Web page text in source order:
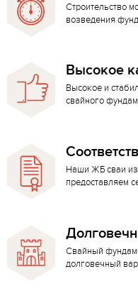
Строительство
возведения
Высокое
Высокое и
свайного
Наши ЖБ сваи
предоставляем
Свайный
долговечный